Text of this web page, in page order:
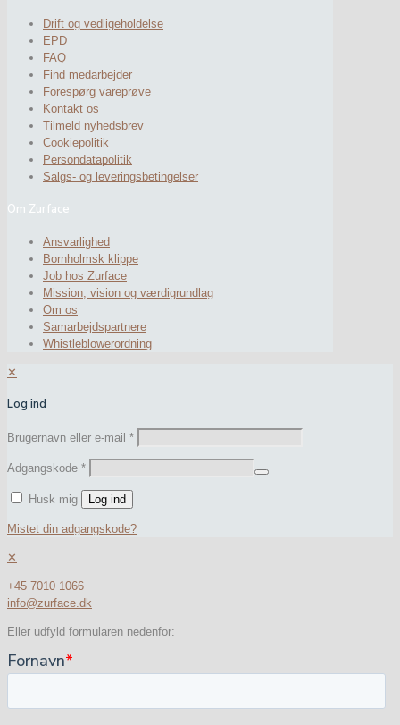
Drift og vedligeholdelse
EPD
FAQ
Find medarbejder
Forespørg vareprøve
Kontakt os
Tilmeld nyhedsbrev
Cookiepolitik
Persondatapolitik
Salgs- og leveringsbetingelser
Om Zurface
Ansvarlighed
Bornholmsk klippe
Job hos Zurface
Mission, vision og værdigrundlag
Om os
Samarbejdspartnere
Whistleblowerordning
✕
Log ind
Brugernavn eller e-mail *
Adgangskode *
Husk mig Log ind
Mistet din adgangskode?
✕
+45 7010 1066
info@zurface.dk
Eller udfyld formularen nedenfor: